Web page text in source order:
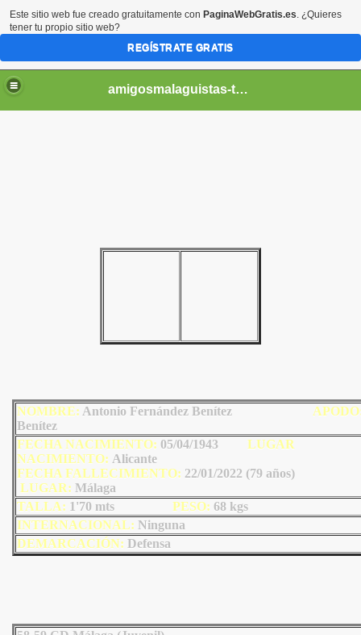
amigosmalaguistas-temporadas
NOMBRE: Antonio Fernández Benítez APODO
Benítez
FECHA NACIMIENTO: 05/04/1943 LUGAR
NACIMIENTO: Alicante
FECHA FALLECIMIENTO: 22/01/2022 (79 años)
LUGAR: Málaga
TALLA: 1'70 mts PESO: 68 kgs
INTERNACIONAL: Ninguna
DEMARCACIÓN: Defensa
Este sitio web fue creado gratuitamente con PaginaWebGratis.es. ¿Quieres
tener tu propio sitio web?
REGÍSTRATE GRATIS